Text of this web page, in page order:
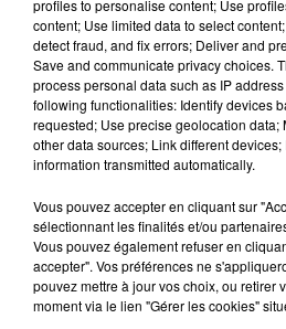
Musique
6 août 2026
Pomme
La version
profiles to personalise content; Use
content; Use limited data to select
detect fraud, and fix errors; Deliver and
Save and communicate privacy choices.
process personal data such as IP
following functionalities: Identify devices
requested; Use precise geolocation data;
other data sources; Link different
information transmitted automatically.
Vous pouvez accepter en cliquant sur
sélectionnant les finalités et/ou
Vous pouvez également refuser en
accepter". Vos préférences ne
pouvez mettre à jour vos choix, ou retirer
moment via le lien "Gérer les cookies"